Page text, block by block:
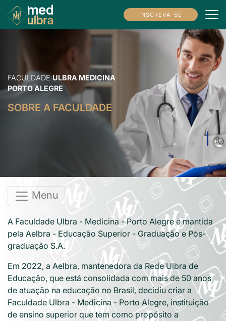
INSCREVA-SE
FACULDADE ULBRA MEDICINA
PORTO ALEGRE
SOBRE A FACULDADE
Menu
A Faculdade Ulbra - Medicina - Porto Alegre é mantida
pela Aelbra - Educação Superior - Graduação e Pós-
graduação S.A.
Em 2022, a Aelbra, mantenedora da Rede Ulbra de
Educação, que está consolidada com mais de 50 anos
de atuação na educação no Brasil, decidiu criar a
Faculdade Ulbra - Medicina - Porto Alegre, instituição
de ensino superior que tem como propósito a